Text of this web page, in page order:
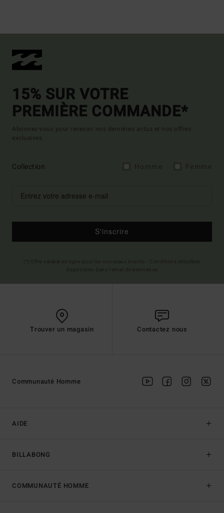
15% SUR VOTRE
PREMIÈRE COMMANDE*
Abonnez-vous pour recevoir nos dernières actus et nos offres
exclusives.
Collection
S'inscrire
Trouver un magasin Contactez nous
AIDE
BILLABONG
Communauté Homme
COMMUNAUTÉ HOMME